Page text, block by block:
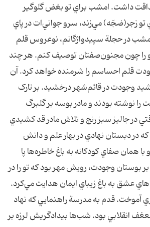
داشت. امشب براي تو بغض گلوگير
تو زجر(ضجّه) مي‌زند، سرو جواني‌ات در پاي
در حجلة سپيدواژگانم، نوعروس قلم
را چون مجنون‌صفتان توصيف کنم. هر چند
قلم احساسم را شرمنده خواهد کرد. آن
سال 1345 خورشيد وجودت در قائم‌شهر درخشيد. بر تارک
را نوشته بودند و مادر بوسه بر گلبرگ
در جاليز سبز رنج و تلاش مادر قد کشيدي
که در دبستان نهادي در بهار علم و دانش
همان صفاي کودکانه به باغ خاطره‌ها پا
بوستان وجودت، رويش مهر بود که تو را در
عشق به باغ زيباي ايمان هدايت مي‌کرد.
آموخت. قدم به مدرسة راهنمايي که نهاد
انقلابي بود. شب‌ها بيدادگريش لرزه بر